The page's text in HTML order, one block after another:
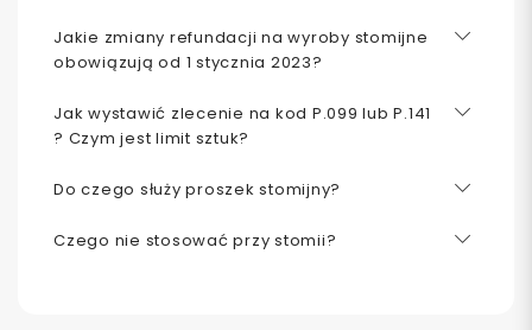
Jakie zmiany refundacji na wyroby stomijne
obowiązują od 1 stycznia 2023?
Jak wystawić zlecenie na kod P.099 lub P.141
? Czym jest limit sztuk?
Do czego służy proszek stomijny?
Czego nie stosować przy stomii?